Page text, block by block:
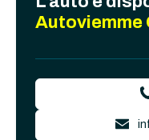
Autoviemme